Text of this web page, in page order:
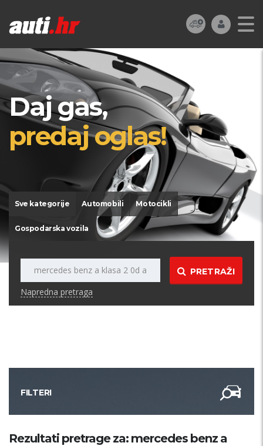
Daj gas,
predaj oglas!
Sve kategorije Automobili Motocikli
Gospodarska vozila
PRETRAŽI
Napredna pretraga
FILTERI
Kategorija
Rezultati pretrage za: mercedes benz a